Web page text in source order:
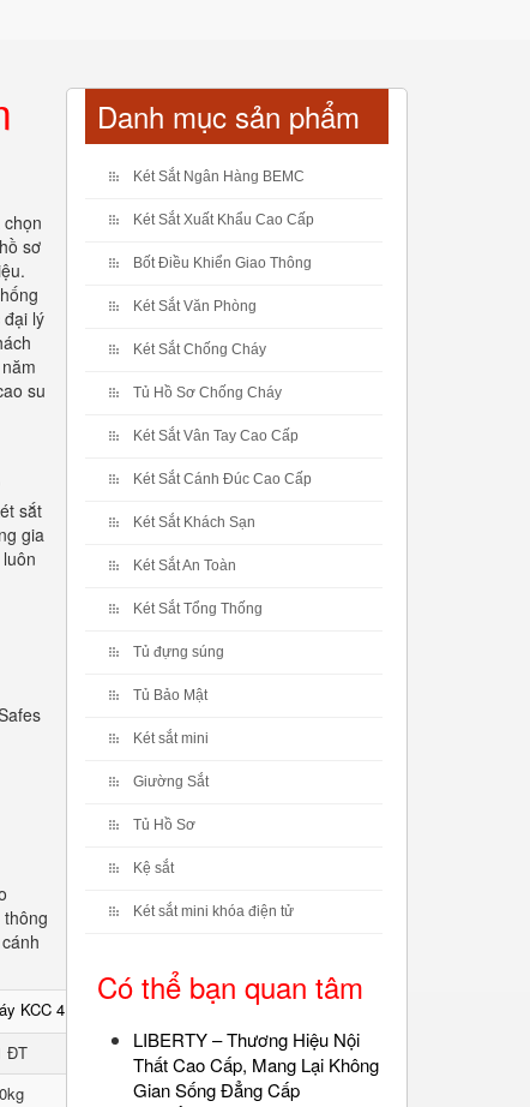
sơ
lý
su
sắt
gia
KCC 41 ĐT
ĐT
Danh mục sản phẩm
Két Sắt Ngân Hàng BEMC
Két Sắt Xuất Khẩu Cao Cấp
Bốt Điều Khiển Giao Thông
Két Sắt Văn Phòng
Két Sắt Chống Cháy
Tủ Hồ Sơ Chống Cháy
Két Sắt Vân Tay Cao Cấp
Két Sắt Cánh Đúc Cao Cấp
Két Sắt Khách Sạn
Két Sắt An Toàn
Két Sắt Tổng Thống
Tủ đựng súng
Tủ Bảo Mật
Két sắt mini
Giường Sắt
Tủ Hồ Sơ
Kệ sắt
Két sắt mini khóa điện tử
Có thể bạn quan tâm
LIBERTY – Thương Hiệu Nội
Thất Cao Cấp, Mang Lại Không
Gian Sống Đẳng Cấp